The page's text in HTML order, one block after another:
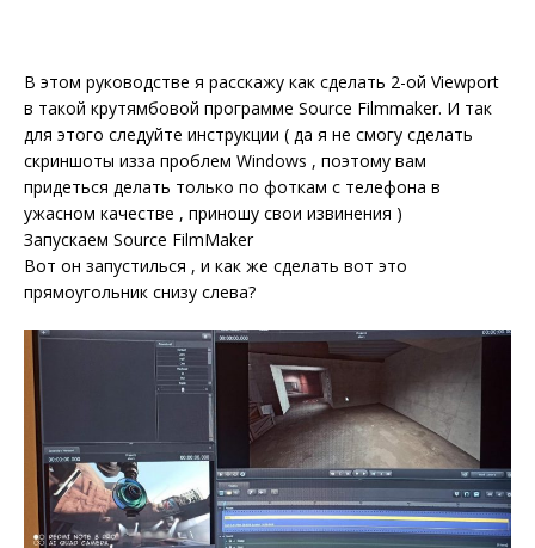
В этом руководстве я расскажу как сделать 2-ой Viewport
в такой крутямбовой программе Source Filmmaker. И так
для этого следуйте инструкции ( да я не смогу сделать
скриншоты изза проблем Windows , поэтому вам
придеться делать только по фоткам с телефона в
ужасном качестве , приношу свои извинения )
Запускаем Source FilmMaker
Вот он запустилься , и как же сделать вот это
прямоугольник снизу слева?